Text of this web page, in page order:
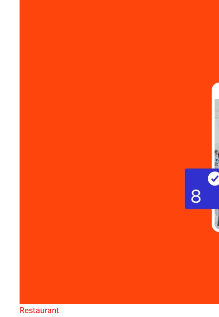
Restaurant